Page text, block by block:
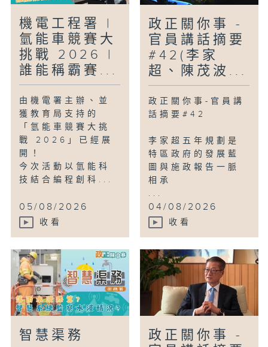
機電工程署 |
氫能車競賽大
挑戰 2026 |
誰能稱霸賽...
由機電署主辦、並
獲教育局支持的
「氫能車競賽大挑
戰 2026」已經展
開！
今次活動以氫能科
技結合編程創科...
05/08/2026
收看
政正關你事 -
官員講話摘要
#42(李家
超、陳茂波...
政正關你事-官員講
話摘要#42
李家超五年規劃是
特區政府的發展藍
圖與施政報告一脈
相承
...
04/08/2026
收看
智慧渠務
政正關你事 -